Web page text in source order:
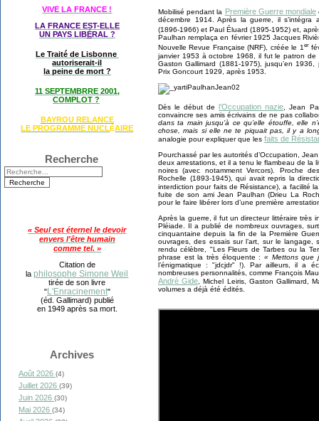
VIVE LA FRANCE !
LA FRANCE EST-ELLE
UN PAYS LIBÉRAL ?
Le Traité de Lisbonne
autoriserait-il
la peine de mort ?
11 SEPTEMBRRE 2001,
COMPLOT ?
BAYROU RELANCE
LE PROGRAMME NUCLÉAIRE
Recherche
« Seul est éternel le devoir
envers l'être humain
comme tel. »
Citation de
laphilosophe Simone Weil
tirée de son livre
"L'Enracinement"
(éd. Gallimard) publié
en 1949 après sa mort.
Archives
Août 2026 (4)
Juillet 2026 (39)
Juin 2026 (30)
Mai 2026 (34)
Mobilisé pendant la Première Guerre mondiale
décembre 1914. Après la guerre, il s’intégra
(1896-1966) et Paul Éluard (1895-1952) et,
Paulhan remplaça en février 1925 Jacques
Nouvelle Revue Française (NRF), créée le 1er
janvier 1953 à octobre 1968, il fut le patron de
Gaston Gallimard (1881-1975), jusqu’en
Prix Goncourt 1929, après 1953.
Dès le début de l’Occupation nazie , Jean
convaincre ses amis écrivains de ne pas
dans ta main jusqu’à ce qu’elle étouffe, elle
chose, mais si elle ne te piquait pas, il y a
analogie pour expliquer que les faits de
Pourchassé par les autorités d’Occupation,
deux arrestations, et il a tenu le flambeau de la
noires (avec notamment Vercors). Proche
Rochelle (1893-1945), qui avait repris la
interdiction pour faits de Résistance), a facilité
fuite de son ami Jean Paulhan (Drieu La
pour le faire libérer lors d’une première
Après la guerre, il fut un directeur littéraire très
Pléiade. Il a publié de nombreux ouvrages,
cinquantaine depuis la fin de la Première
ouvrages, des essais sur l’art, sur le langage,
rendu célèbre, "Les Fleurs de Tarbes ou la
phrase est la très éloquente :« Mettons que
l’énigmatique : "jdcjdr" !). Par ailleurs, il a
nombreuses personnalités, comme François
André Gide , Michel Leiris, Gaston Gallimard,
volumes a déjà été édités.